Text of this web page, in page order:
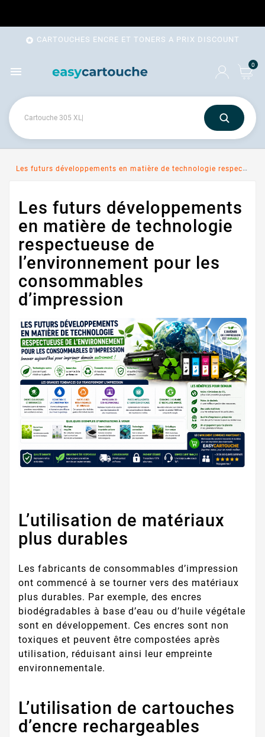
 CARTOUCHES ENCRE ET TONERS A PRIX DISCOUNT
 0
Les futurs développements en matière de technologie respectueuse de l’environnement pour les consommables d’impression
Les futurs développements
en matière de technologie
respectueuse de
l’environnement pour les
consommables
d’impression
L’utilisation de matériaux
plus durables
Les fabricants de consommables d’impression
ont commencé à se tourner vers des matériaux
plus durables. Par exemple, des encres
biodégradables à base d’eau ou d’huile végétale
sont en développement. Ces encres sont non
toxiques et peuvent être compostées après
utilisation, réduisant ainsi leur empreinte
environnementale.
L’utilisation de cartouches
d’encre rechargeables